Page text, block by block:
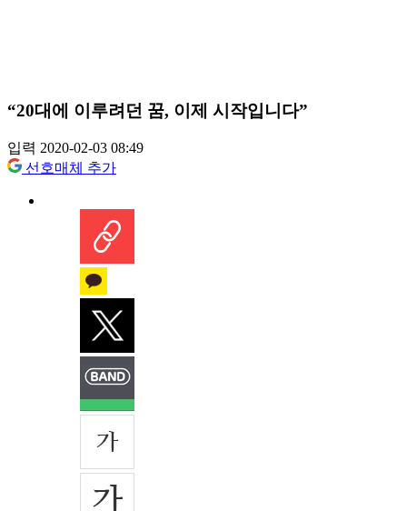
“20대에 이루려던 꿈, 이제 시작입니다”
입력 2020-02-03 08:49
선호매체 추가